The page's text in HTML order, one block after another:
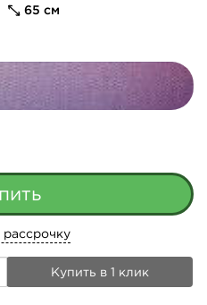
65 см
рассрочку
Купить в 1 клик